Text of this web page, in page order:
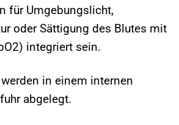
für Umgebungslicht,
oder Sättigung des Blutes mit
integriert sein.
in einem internen
abgelegt.